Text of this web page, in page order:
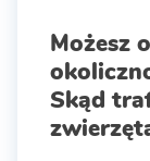
Możesz
Skąd